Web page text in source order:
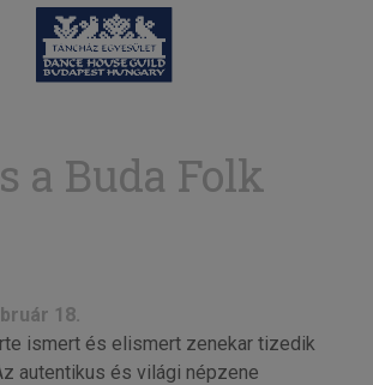
a Buda Folk
18.
ismert és elismert zenekar tizedik
autentikus és világi népzene